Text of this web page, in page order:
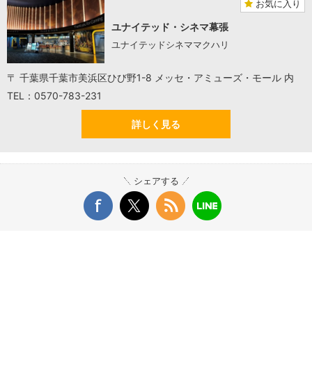
お気に入り
ユナイテッド・シネマ幕張
ユナイテッドシネママクハリ
〒 千葉県千葉市美浜区ひび野1-8 メッセ・アミューズ・モール 内
TEL：0570-783-231
詳しく見る
シェアする